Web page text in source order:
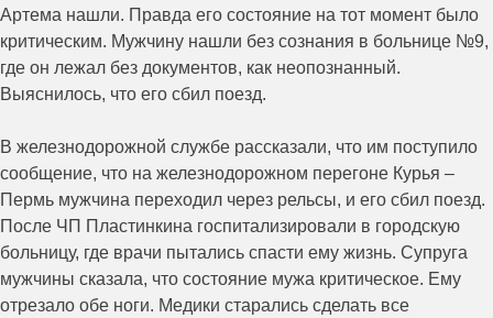
Артема нашли. Правда его состояние на тот момент было
критическим. Мужчину нашли без сознания в больнице №9,
где он лежал без документов, как неопознанный.
Выяснилось, что его сбил поезд.
В железнодорожной службе рассказали, что им поступило
сообщение, что на железнодорожном перегоне Курья –
Пермь мужчина переходил через рельсы, и его сбил поезд.
После ЧП Пластинкина госпитализировали в городскую
больницу, где врачи пытались спасти ему жизнь. Супруга
мужчины сказала, что состояние мужа критическое. Ему
отрезало обе ноги. Медики старались сделать все